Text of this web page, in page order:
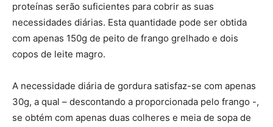
proteínas serão suficientes para cobrir as suas
necessidades diárias. Esta quantidade pode ser obtida
com apenas 150g de peito de frango grelhado e dois
copos de leite magro.
A necessidade diária de gordura satisfaz-se com apenas
30g, a qual – descontando a proporcionada pelo frango -,
se obtém com apenas duas colheres e meia de sopa de